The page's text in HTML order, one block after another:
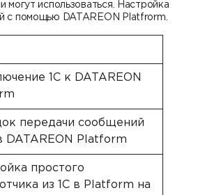
могут использоваться. Настройка
с помощью DATAREON Platfrorm.
1С к DATAREON
передачи сообщений
DATAREON Platform
простого
из 1С в Platform на